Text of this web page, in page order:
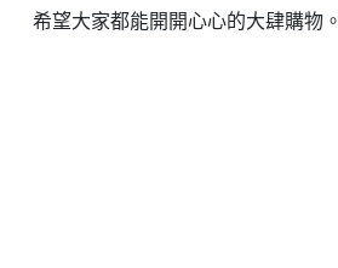
希望大家都能開開心心的大肆購物。